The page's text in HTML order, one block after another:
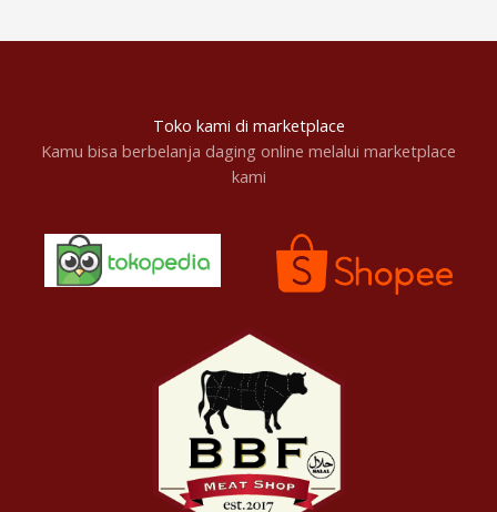
Toko kami di marketplace
Kamu bisa berbelanja daging online melalui marketplace
kami